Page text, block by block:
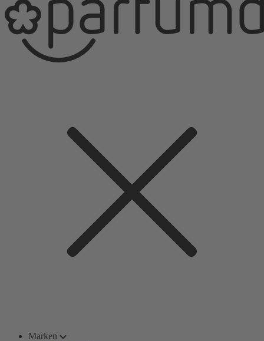
Marken